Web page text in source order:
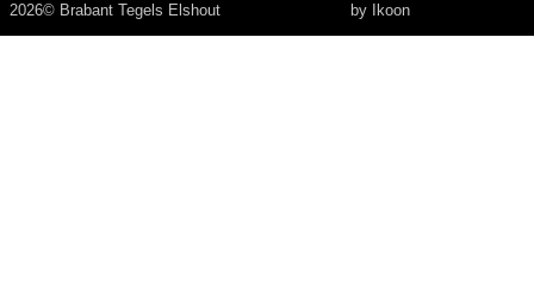
2026© Brabant Tegels Elshout by Ikoon